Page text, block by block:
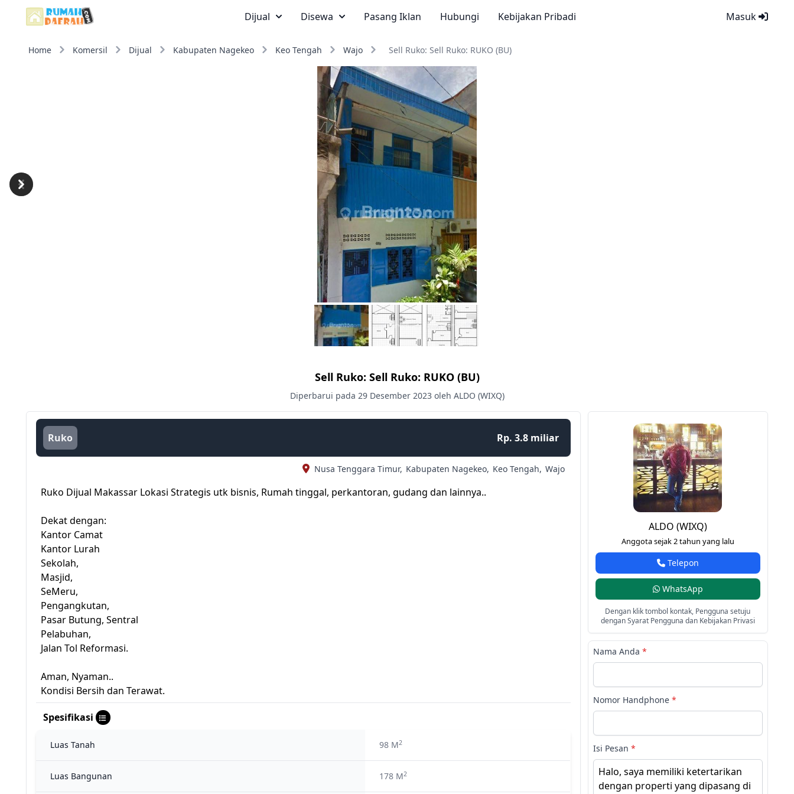
Masuk
Dijual Disewa Pasang Iklan Hubungi Kebijakan Pribadi
Home Komersil Dijual Kabupaten Nagekeo Keo Tengah Wajo Sell Ruko: Sell Ruko: RUKO (BU)
Previous
Next
Sell Ruko: Sell Ruko: RUKO (BU)
Diperbarui pada 29 Desember 2023 oleh ALDO (WIXQ)
Ruko Rp. 3.8 miliar
Nusa Tenggara Timur, Kabupaten Nagekeo, Keo Tengah, Wajo
Ruko Dijual Makassar Lokasi Strategis utk bisnis, Rumah tinggal, perkantoran, gudang dan lainnya..
Dekat dengan:
Kantor Camat
Kantor Lurah
Sekolah,
Masjid,
SeMeru,
Pengangkutan,
Pasar Butung, Sentral
Pelabuhan,
Jalan Tol Reformasi.
Aman, Nyaman..
Kondisi Bersih dan Terawat.
Spesifikasi
Luas Tanah 98 M2
Luas Bangunan 178 M2
ALDO (WIXQ)
Anggota sejak 2 tahun yang lalu
Telepon
WhatsApp
Dengan klik tombol kontak, Pengguna setuju
dengan Syarat Pengguna dan Kebijakan Privasi
Nama Anda *
Nomor Handphone *
Isi Pesan *